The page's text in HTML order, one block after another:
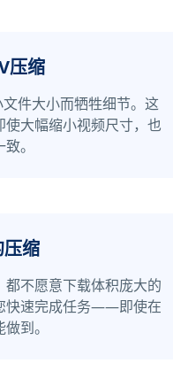
压缩
件大小而牺牲细节。这
大幅缩小视频尺寸，也
。
缩
不愿意下载体积庞大的
快速完成任务——即使在
到。